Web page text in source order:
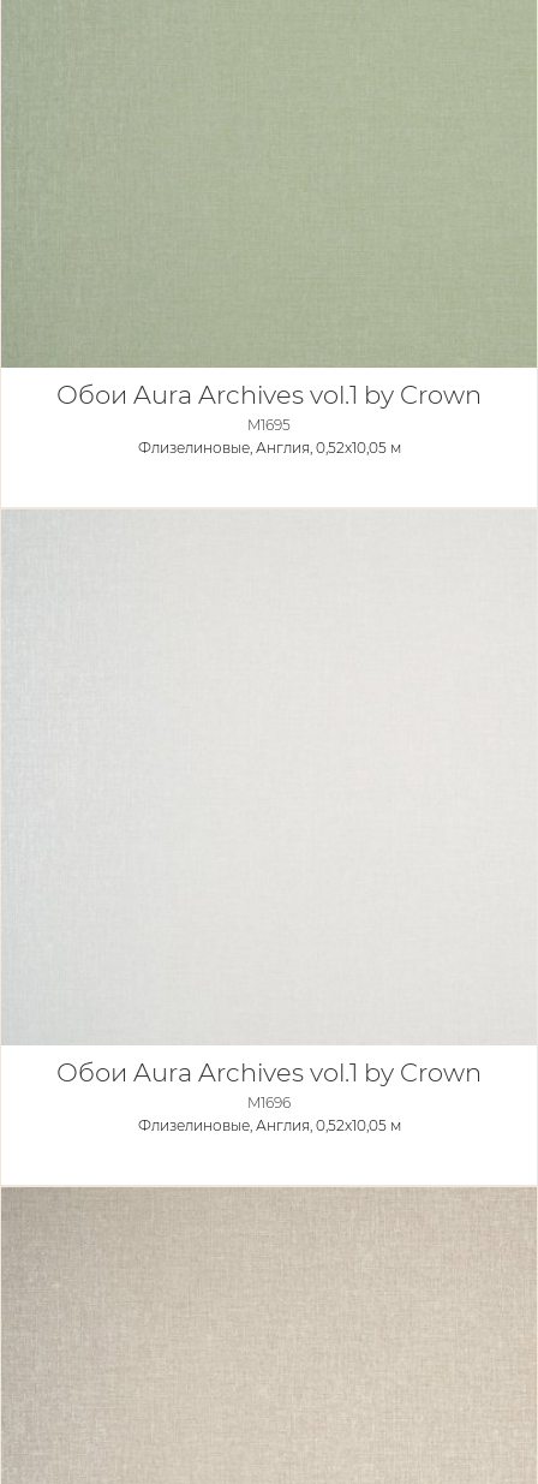
Обои Aura Archives vol.1 by Crown
M1695
Флизелиновые, Англия, 0,52x10,05 м
Обои Aura Archives vol.1 by Crown
M1696
Флизелиновые, Англия, 0,52x10,05 м